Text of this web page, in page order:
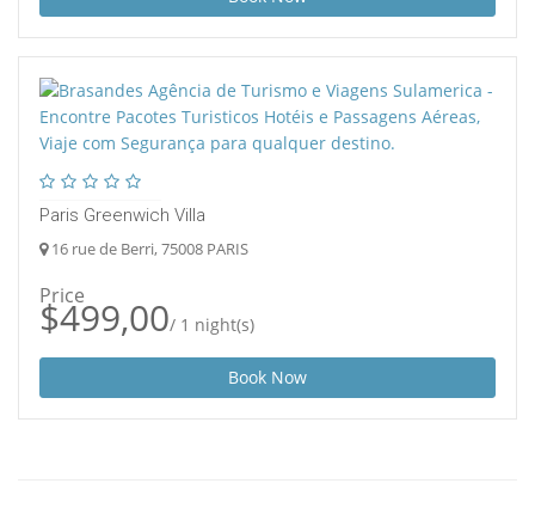
Paris Greenwich Villa
16 rue de Berri, 75008 PARIS
Price
$499,00/ 1 night(s)
Book Now